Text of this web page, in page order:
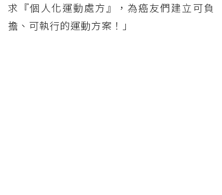
求『個人化運動處方』，為癌友們建立可負
擔、可執行的運動方案！」